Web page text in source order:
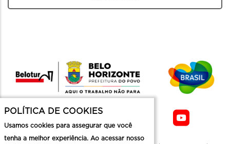
POLÍTICA DE COOKIES
Usamos cookies para assegurar que você
tenha a melhor experiência. Ao acessar nosso